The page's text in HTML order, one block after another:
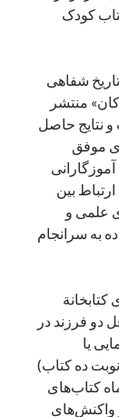
کودک
شفاهی
منتشر
نتایج حاصل
موفق
بین
علمی و
به سرانجام
دو فرزند در
یا
ده کتاب)
کتاب‌های
واکنش‌های